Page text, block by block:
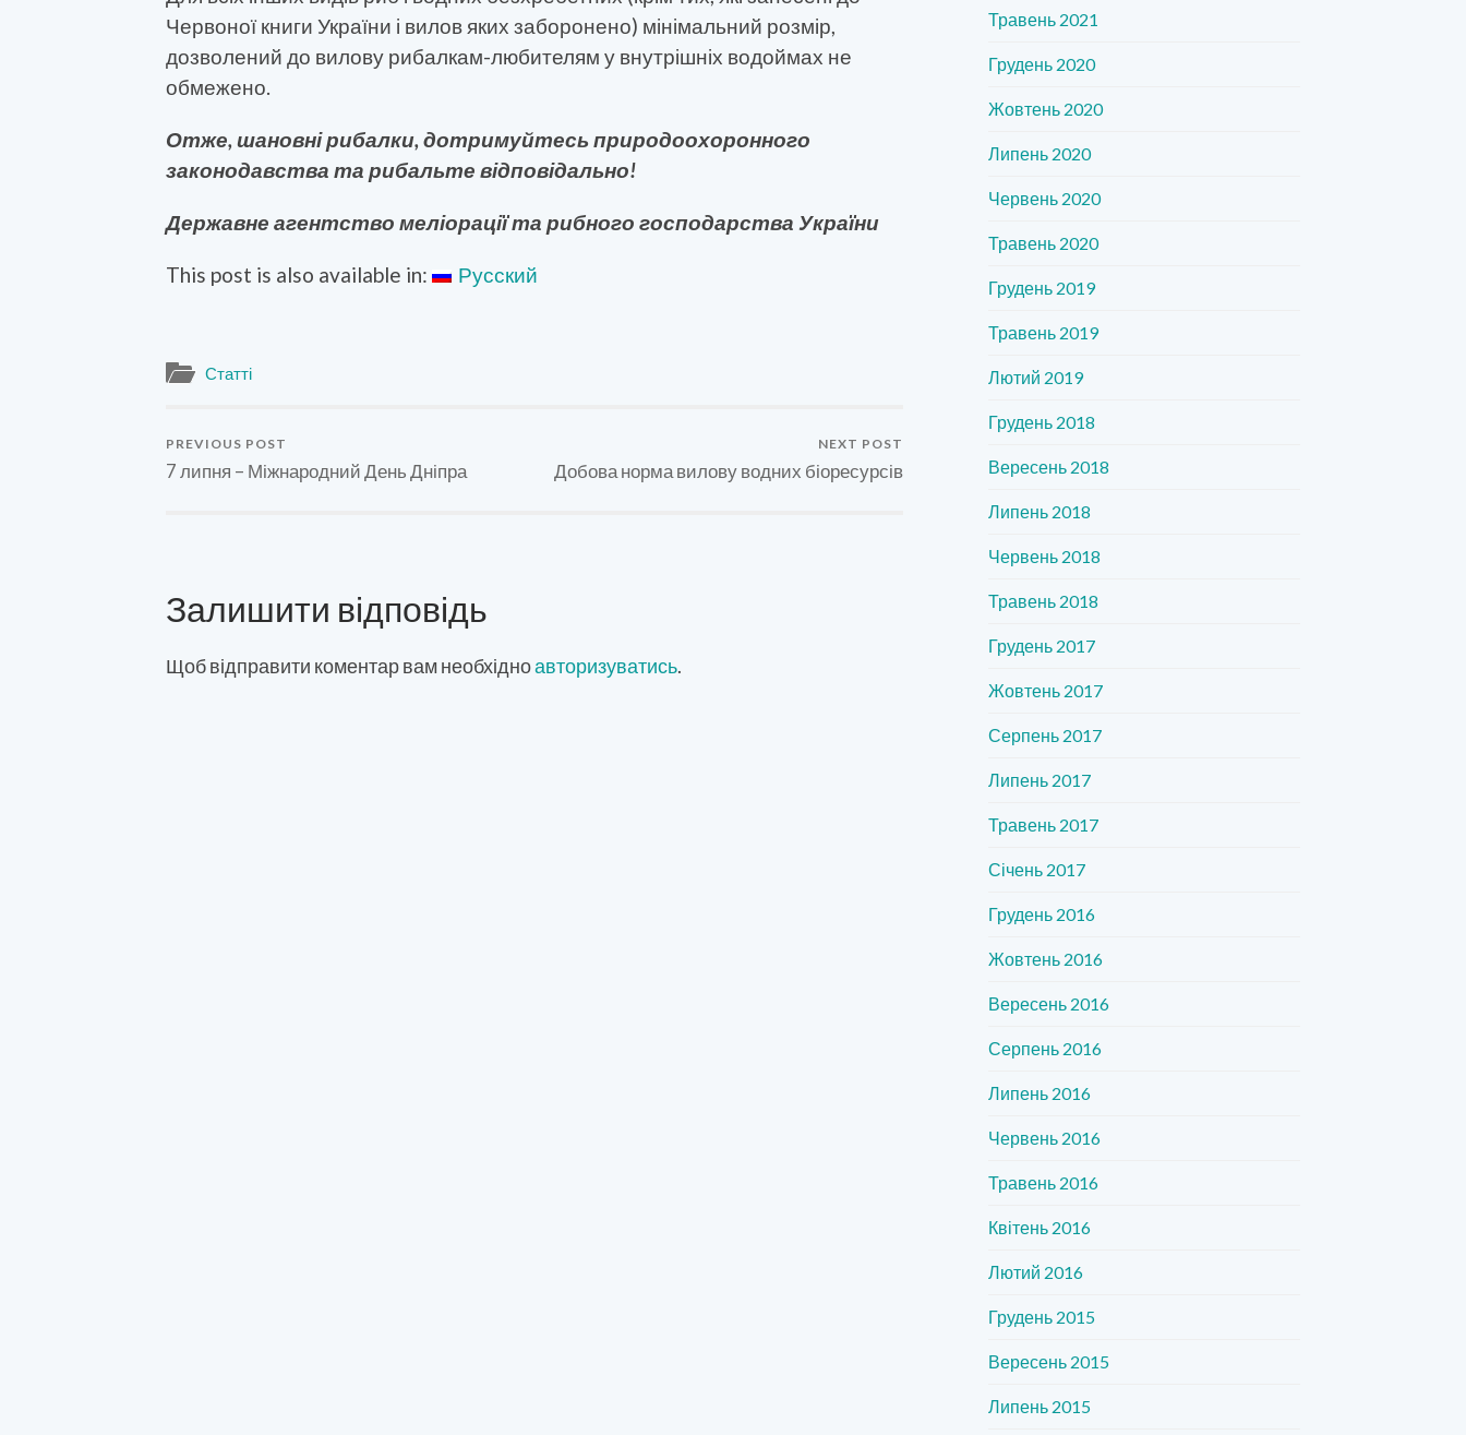
Червоної книги України і вилов яких заборонено) мінімальний розмір,
дозволений до вилову рибалкам-любителям у внутрішніх водоймах не
обмежено.
Отже, шановні рибалки, дотримуйтесь природоохоронного
законодавства та рибальте відповідально!
Державне агентство меліорації та рибного господарства України
This post is also available in: Русский
Статті
PREVIOUS POST
7 липня – Міжнародний День Дніпра
NEXT POST
Добова норма вилову водних біоресурсів
Залишити відповідь
Щоб відправити коментар вам необхідноавторизуватись.
Травень 2021
Грудень 2020
Жовтень 2020
Липень 2020
Червень 2020
Травень 2020
Грудень 2019
Травень 2019
Лютий 2019
Грудень 2018
Вересень 2018
Липень 2018
Червень 2018
Травень 2018
Грудень 2017
Жовтень 2017
Серпень 2017
Липень 2017
Травень 2017
Січень 2017
Грудень 2016
Жовтень 2016
Вересень 2016
Серпень 2016
Липень 2016
Червень 2016
Травень 2016
Квітень 2016
Лютий 2016
Грудень 2015
Вересень 2015
Липень 2015